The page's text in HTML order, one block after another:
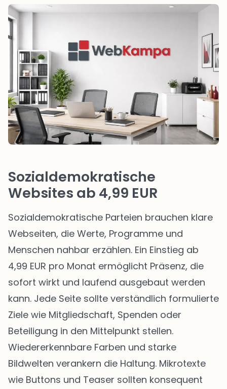
Sozialdemokratische
Websites ab 4,99 EUR
Sozialdemokratische Parteien brauchen klare
Webseiten, die Werte, Programme und
Menschen nahbar erzählen. Ein Einstieg ab
4,99 EUR pro Monat ermöglicht Präsenz, die
sofort wirkt und laufend ausgebaut werden
kann. Jede Seite sollte verständlich formulierte
Ziele wie Mitgliedschaft, Spenden oder
Beteiligung in den Mittelpunkt stellen.
Wiedererkennbare Farben und starke
Bildwelten verankern die Haltung. Mikrotexte
wie Buttons und Teaser sollten konsequent